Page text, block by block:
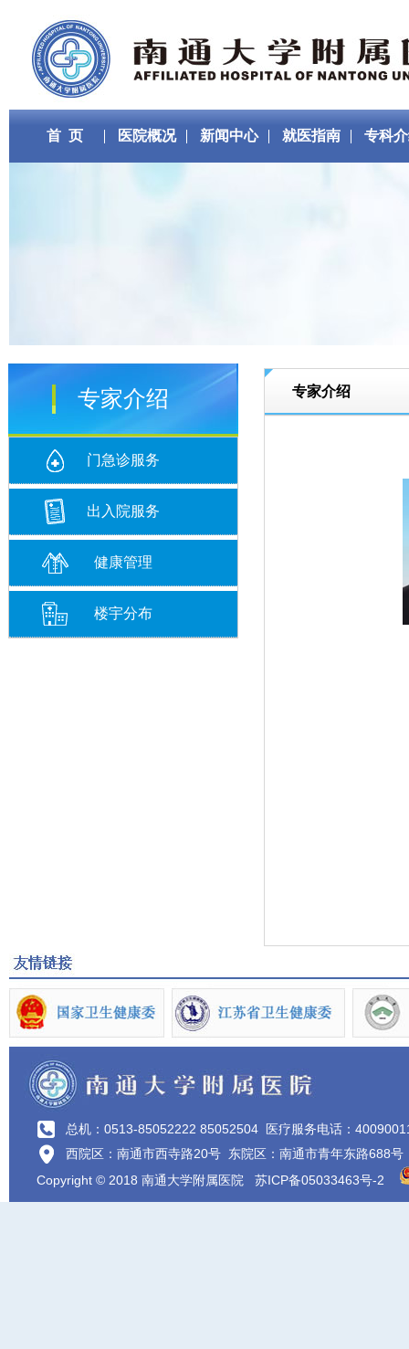
首 页 医院概况 新闻中心 就医指南 专科
专家介绍
门急诊服务
出入院服务
健康管理
楼宇分布
专家介绍
总机：0513-85052222 85052504 医疗服务电话：
西院区：南通市西寺路20号 东院区：南通市青年东路688号
Copyright © 2018 南通大学附属医院 苏ICP备05033463号-2